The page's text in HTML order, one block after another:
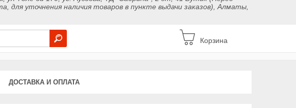
для уточнения наличия товаров в пункте выдачи заказов), Алматы,
Корзина
ДОСТАВКА И ОПЛАТА